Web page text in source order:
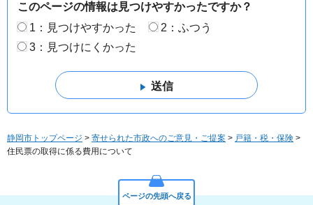
このページの情報は見つけやすかったですか？
1：見つけやすかった
2：ふつう
3：見つけにくかった
静岡市トップページ > 寄せられた市政へのご意見・ご提案 > 戸籍・税・保険 >
住民票の取得に係る費用について
ページの先頭へ戻る